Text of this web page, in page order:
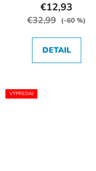
€12,93
€32,99 (–60 %)
DETAIL
VÝPREDAJ